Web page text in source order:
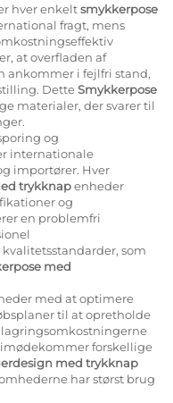
hver enkeltsmykkerpose
fragt, mens
at overfladen af
ankommer i fejlfri stand,
DetteSmykkerpose
materialer, der svarer til
og
internationale
importører. Hver
trykknapenheder
og
en problemfri
som
med
med at optimere
til at opretholde
forskellige
med trykknap
har størst brug